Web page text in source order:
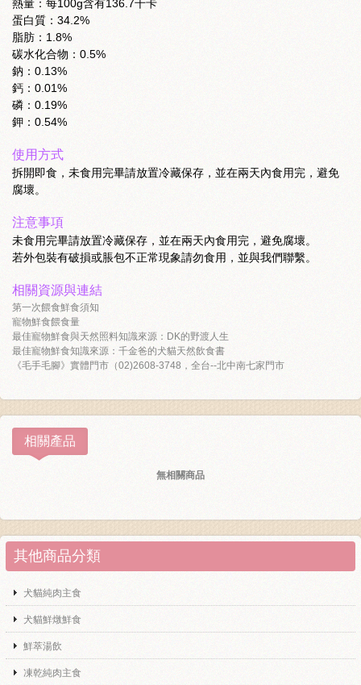
熱量：每100g含有136.7千卡
蛋白質：34.2%
脂肪：1.8%
碳水化合物：0.5%
鈉：0.13%
鈣：0.01%
磷：0.19%
鉀：0.54%
使用方式
拆開即食，未食用完畢請放置冷藏保存，並在兩天內食用完，避免
腐壞。
注意事項
未食用完畢請放置冷藏保存，並在兩天內食用完，避免腐壞。
若外包裝有破損或脹包不正常現象請勿食用，並與我們聯繫。
相關資源與連結
第一次餵食鮮食須知
寵物鮮食餵食量
最佳寵物鮮食與天然照料知識來源：DK的野渡人生
最佳寵物鮮食知識來源：千金爸的犬貓天然飲食書
《毛手毛腳》實體門市（02)2608-3748，全台--北中南七家門市
相關產品
無相關商品
其他商品分類
犬貓純肉主食
犬貓鮮燉鮮食
鮮萃湯飲
凍乾純肉主食